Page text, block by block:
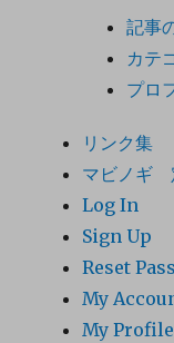
記事
カテ
プロ
リンク集
マビノギ
Log In
Sign Up
Reset
My
My Profile